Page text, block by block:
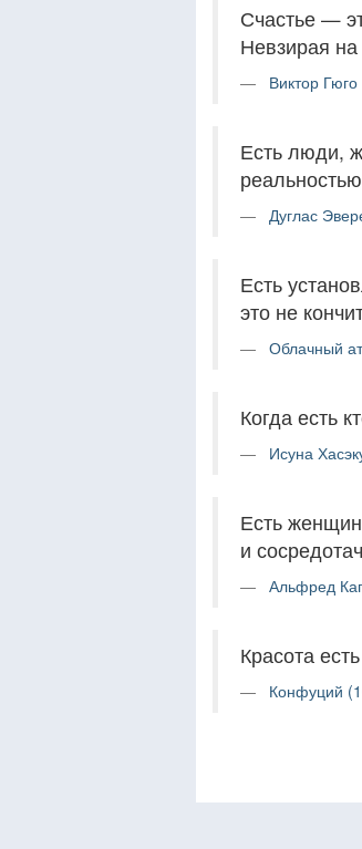
Счастье —
Невзирая на
Виктор
Есть люди,
Дуглас
Есть
это не
Облачный
Когда есть
Исуна
Есть
и
Альфред
Красота
Конфуций